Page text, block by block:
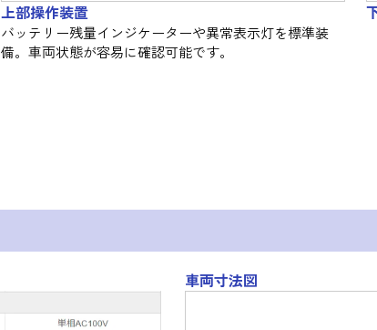
上部操作装置
バッテリー残量インジケーターや異常表示灯を標準装
備。車両状態が容易に確認可能です。
車両寸法図